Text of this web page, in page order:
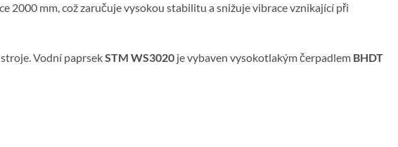
2000 mm, což zaručuje vysokou stabilitu a snižuje vibrace vznikající při
Vodní paprsekSTM WS3020 je vybaven vysokotlakým čerpadlem BHDT